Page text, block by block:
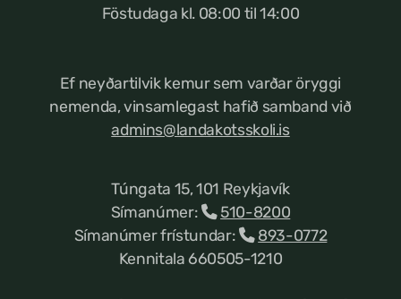
Föstudaga kl. 08:00 til 14:00
Ef neyðartilvik kemur sem varðar öryggi
nemenda, vinsamlegast hafið samband við
admins@landakotsskoli.is
Túngata 15, 101 Reykjavík
Símanúmer:
510-8200
Símanúmer frístundar:
893-0772
Kennitala 660505-1210